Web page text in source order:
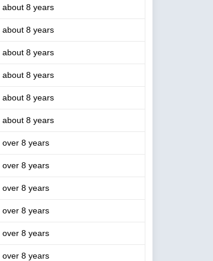
about 8 years
about 8 years
about 8 years
about 8 years
about 8 years
about 8 years
over 8 years
over 8 years
over 8 years
over 8 years
over 8 years
over 8 years